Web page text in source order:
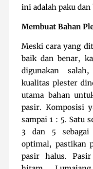
ini adalah paku dan
Membuat Bahan
Meski cara yang
baik dan benar,
digunakan
kualitas plester
utama bahan
pasir. Komposisi
sampai 1 : 5. Satu
3 dan 5 sebagai
optimal, pastikan
pasir halus.